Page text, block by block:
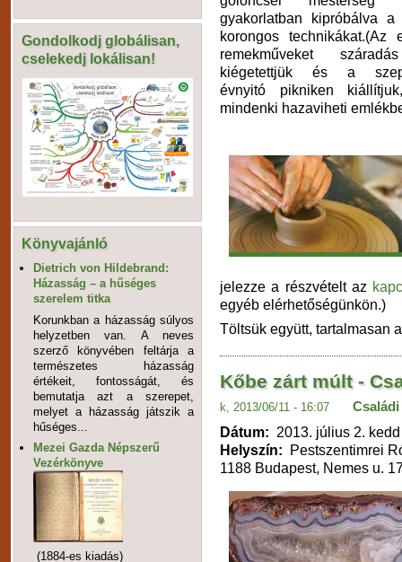
Gondolkodj globálisan,
cselekedj lokálisan!
Könyvajánló
Dietrich von Hildebrand:
Házasság – a hűséges
szerelem titka
Korunkban a házasság súlyos
helyzetben van. A neves
szerző könyvében feltárja a
természetes házasság
értékeit, fontosságát, és
bemutatja azt a szerepet,
melyet a házasság játszik a
hűséges...
Mezei Gazda Népszerű
Vezérkönyve
(1884-es kiadás)
gyakorlatban kipróbálva
korongos technikákat.(Az
remekműveket
kiégetettjük és a
évnyitó pikniken
mindenki hazaviheti
jelezze a részvételt az
egyéb elérhetőségünkön.)
Töltsük együtt, tartalmasan
Kőbe zárt múlt -
k, 2013/06/11 - 16:07
Dátum: 2013. július 2.
Helyszín: Pestszentimrei
1188 Budapest, Nemes u.